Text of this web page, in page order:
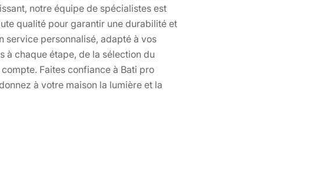
notre équipe de spécialistes est
qualité pour garantir une durabilité et
service personnalisé, adapté à vos
à chaque étape, de la sélection du
Faites confiance à Bati pro
à votre maison la lumière et la